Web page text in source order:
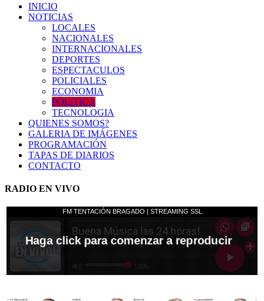
INICIO
NOTICIAS
LOCALES
NACIONALES
INTERNACIONALES
DEPORTES
ESPECTACULOS
POLICIALES
ECONOMIA
POLITICA
TECNOLOGIA
QUIENES SOMOS?
GALERIA DE IMÁGENES
PROGRAMACIÓN
TAPAS DE DIARIOS
CONTACTO
RADIO EN VIVO